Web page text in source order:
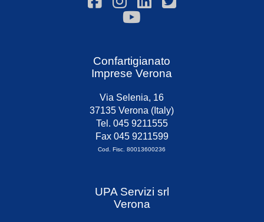
Confartigianato
Imprese Verona
Via Selenia, 16
37135 Verona (Italy)
Tel. 045 9211555
Fax 045 9211599
Cod. Fisc. 80013600236
UPA Servizi srl
Verona